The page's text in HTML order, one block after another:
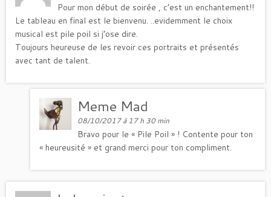
Pour mon début de soirée , c’est un enchantement!!
Le tableau en final est le bienvenu. ..evidemment le choix
musical est pile poil si j’ose dire.
Toujours heureuse de les revoir ces portraits et présentés
avec tant de talent.
Meme Mad
08/10/2017 à 17 h 30 min
Bravo pour le « Pile Poil » ! Contente pour ton
« heureusité » et grand merci pour ton compliment.